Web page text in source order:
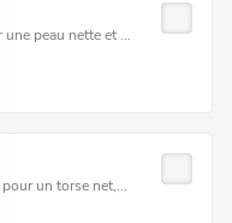
peau nette et ...
un torse net,...